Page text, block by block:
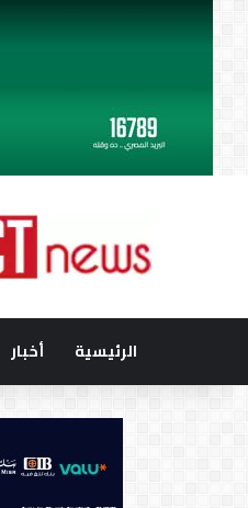
الرئيسية أخبار